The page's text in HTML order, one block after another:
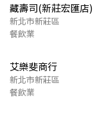
藏壽司(新莊宏匯店)
新北市新莊區
餐飲業
艾樂斐商行
新北市新莊區
餐飲業